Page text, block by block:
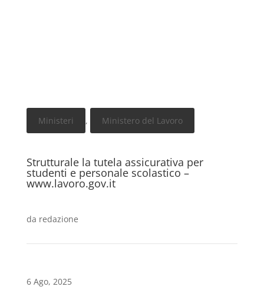
Ministeri , Ministero del Lavoro
Strutturale la tutela assicurativa per
studenti e personale scolastico –
www.lavoro.gov.it
da redazione
6 Ago, 2025